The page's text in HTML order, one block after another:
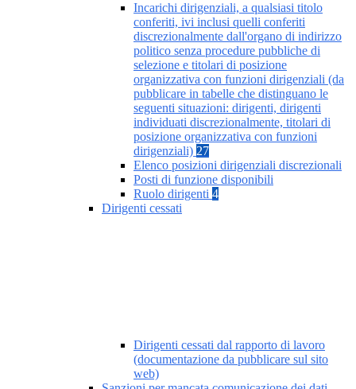
Incarichi dirigenziali, a qualsiasi titolo
conferiti, ivi inclusi quelli conferiti
discrezionalmente dall'organo di indirizzo
politico senza procedure pubbliche di
selezione e titolari di posizione
organizzativa con funzioni dirigenziali (da
pubblicare in tabelle che distinguano le
seguenti situazioni: dirigenti, dirigenti
individuati discrezionalmente, titolari di
posizione organizzativa con funzioni
dirigenziali) 27
Elenco posizioni dirigenziali discrezionali
Posti di funzione disponibili
Ruolo dirigenti 4
Dirigenti cessati
Dirigenti cessati dal rapporto di lavoro
(documentazione da pubblicare sul sito
web)